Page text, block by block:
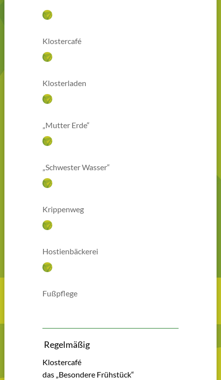
Klostercafé
Klosterladen
„Mutter Erde“
„Schwester Wasser“
Krippenweg
Hostienbäckerei
Fußpflege
Regelmäßig
Klostercafé
das „Besondere Frühstück“